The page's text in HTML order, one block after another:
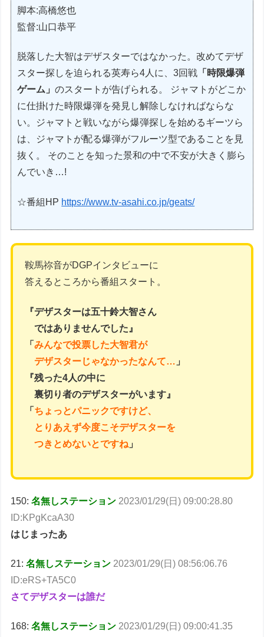
脚本:高橋悠也
監督:山口恭平
脱落した大智はデザスターではなかった。改めてデザ
スター探しを迫られる英寿ら4人に、3回戦 「時限爆弾
ゲーム」のスタートが告げられる。 ジャマトがどこか
に仕掛けた時限爆弾を発見し解除しなければならな
い。ジャマトと戦いながら爆弾探しを始めるギーツら
は、ジャマトが配る爆弾がフルーツ型であることを見
抜く。 そのことを知った景和の中で不安が大きく膨ら
んでいき…!
☆番組HP https://www.tv-asahi.co.jp/geats/
鞍馬祢音がDGPインタビューに
答えるところから番組スタート。
『デザスターは五十鈴大智さん
ではありませんでした』
「みんなで投票した大智君が
デザスターじゃなかったなんて… 」
『残った4人の中に
裏切り者のデザスターがいます』
「 ちょっとパニックですけど、
とりあえず今度こそデザスターを
つきとめないとですね 」
150:名無しステーション 2023/01/29(日) 09:00:28.80
ID:KPgKcaA30
はじまったあ
21:名無しステーション 2023/01/29(日) 08:56:06.76
ID:eRS+TA5C0
さてデザスターは誰だ
168:名無しステーション 2023/01/29(日) 09:00:41.35